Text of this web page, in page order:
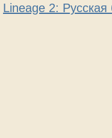
Lineage 2: Русская